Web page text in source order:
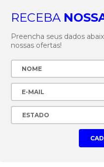
RECEBA
Preencha seus dados
nossas ofertas!